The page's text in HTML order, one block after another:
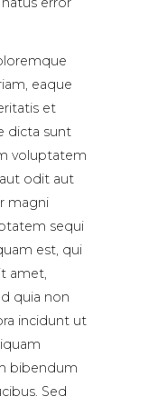
eaque
et
dicta sunt
voluptatem
odit aut
magni
sequi
est, qui
amet,
quia non
incidunt ut
bibendum
Sed